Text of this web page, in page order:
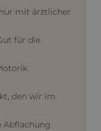
mit ärztlicher
für die
den wir im
Abflachung